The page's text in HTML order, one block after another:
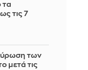
τα
τις 7
των
μετά τις